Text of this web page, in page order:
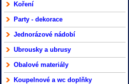
Koření
Party - dekorace
Jednorázové nádobí
Ubrousky a ubrusy
Obalové materiály
Koupelnové a wc doplňky